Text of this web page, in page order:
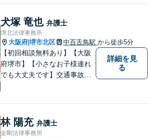
ます。
犬塚 竜也 弁護士
堺北法律事務所
大阪府 堺市北区 中百舌鳥駅 から徒歩5分
【初回相談無料あり】【大阪
府堺市】【小さなお子様連れ
でも大丈夫です】交通事故、
詳細を見
る
林 陽充 弁護士
金剛法律事務所